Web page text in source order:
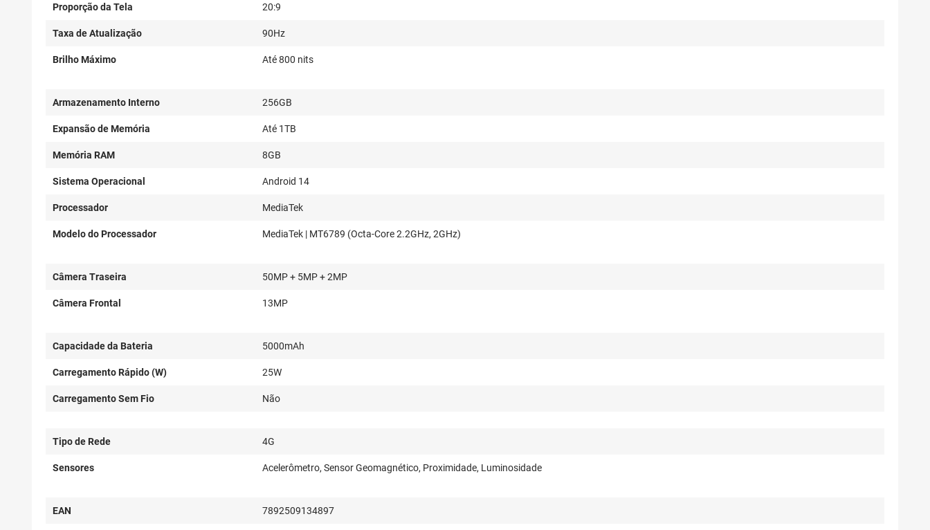
Proporção da Tela 20:9
Taxa de Atualização 90Hz
Brilho Máximo Até 800 nits
Armazenamento Interno 256GB
Expansão de Memória Até 1TB
Memória RAM 8GB
Sistema Operacional Android 14
Processador MediaTek
Modelo do Processador MediaTek | MT6789 (Octa-Core 2.2GHz, 2GHz)
Câmera Traseira 50MP + 5MP + 2MP
Câmera Frontal 13MP
Capacidade da Bateria 5000mAh
Carregamento Rápido (W) 25W
Carregamento Sem Fio Não
Tipo de Rede 4G
Sensores Acelerômetro, Sensor Geomagnético, Proximidade, Luminosidade
EAN 7892509134897